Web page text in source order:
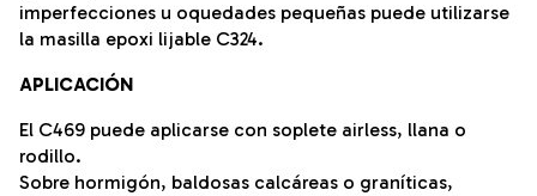
imperfecciones u oquedades pequeñas puede utilizarse
la masilla epoxi lijable C324.
APLICACIÓN
El C469 puede aplicarse con soplete airless, llana o
rodillo.
Sobre hormigón, baldosas calcáreas o graníticas,